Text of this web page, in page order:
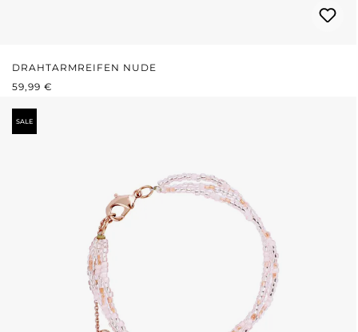
DRAHTARMREIFEN NUDE
REGULÄRER PREIS:
59,99 €
SALE